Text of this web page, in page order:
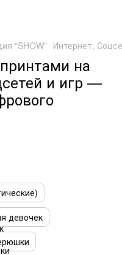
"SHOW" Интернет,
на
и игр —
девочек